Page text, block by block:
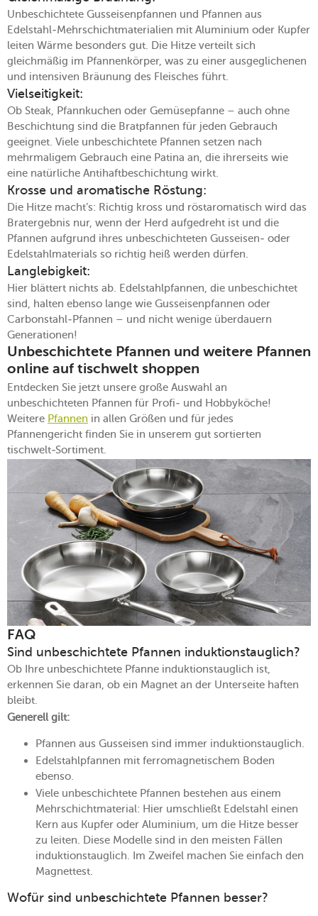
Unbeschichtete Gusseisenpfannen und Pfannen aus
Edelstahl-Mehrschichtmaterialien mit Aluminium oder Kupfer
leiten Wärme besonders gut. Die Hitze verteilt sich
gleichmäßig im Pfannenkörper, was zu einer ausgeglichenen
und intensiven Bräunung des Fleisches führt.
Vielseitigkeit:
Ob Steak, Pfannkuchen oder Gemüsepfanne – auch ohne
Beschichtung sind die Bratpfannen für jeden Gebrauch
geeignet. Viele unbeschichtete Pfannen setzen nach
mehrmaligem Gebrauch eine Patina an, die ihrerseits wie
eine natürliche Antihaftbeschichtung wirkt.
Krosse und aromatische Röstung:
Die Hitze macht’s: Richtig kross und röstaromatisch wird das
Bratergebnis nur, wenn der Herd aufgedreht ist und die
Pfannen aufgrund ihres unbeschichteten Gusseisen- oder
Edelstahlmaterials so richtig heiß werden dürfen.
Langlebigkeit:
Hier blättert nichts ab. Edelstahlpfannen, die unbeschichtet
sind, halten ebenso lange wie Gusseisenpfannen oder
Carbonstahl-Pfannen – und nicht wenige überdauern
Generationen!
Unbeschichtete Pfannen und weitere Pfannen
online auf tischwelt shoppen
Entdecken Sie jetzt unsere große Auswahl an
unbeschichteten Pfannen für Profi- und Hobbyköche!
Weitere Pfannen in allen Größen und für jedes
Pfannengericht finden Sie in unserem gut sortierten
tischwelt-Sortiment.
FAQ
Sind unbeschichtete Pfannen induktionstauglich?
Ob Ihre unbeschichtete Pfanne induktionstauglich ist,
erkennen Sie daran, ob ein Magnet an der Unterseite haften
bleibt.
Generell gilt:
Pfannen aus Gusseisen sind immer induktionstauglich.
Edelstahlpfannen mit ferromagnetischem Boden
ebenso.
Viele unbeschichtete Pfannen bestehen aus einem
Mehrschichtmaterial: Hier umschließt Edelstahl einen
Kern aus Kupfer oder Aluminium, um die Hitze besser
zu leiten. Diese Modelle sind in den meisten Fällen
induktionstauglich. Im Zweifel machen Sie einfach den
Magnettest.
Wofür sind unbeschichtete Pfannen besser?